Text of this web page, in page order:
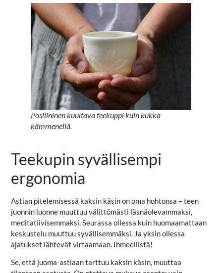
Posliininen kuultava teekuppi kuin kukka
kämmenellä.
Teekupin syvällisempi
ergonomia
Astian pitelemisessä kaksin käsin on oma hohtonsa – teen
juonnin luonne muuttuu välittömästi läsnäolevammaksi,
meditatiivisemmaksi. Seurassa ollessa kuin huomaamattaan
keskustelu muuttuu syvällisemmäksi. Ja yksin ollessa
ajatukset lähtevät virtaamaan. Ihmeellistä!
Se, että juoma-astiaan tarttuu kaksin käsin, muuttaa